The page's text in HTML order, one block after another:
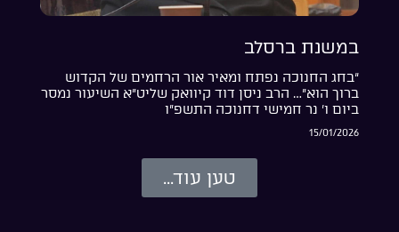
במשנת ברסלב
“בחג החנוכה נפתח ומאיר אור הרחמים של הקדוש
ברוך הוא”… הרב ניסן דוד קיוואק שליט”א השיעור נמסר
ביום ו’ נר חמישי דחנוכה התשפ”ו
15/01/2026
טען עוד...